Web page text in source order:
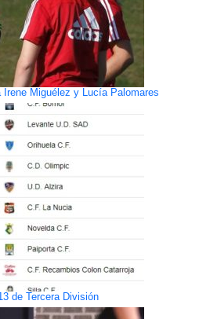
Miguélez y Lucía Palomares
de Tercera División